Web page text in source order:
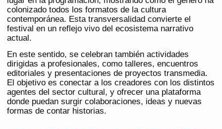
colonizado todos los formatos de la cultura
contemporánea. Esta transversalidad convierte el
festival en un reflejo vivo del ecosistema narrativo
actual.
En este sentido, se celebran también actividades
dirigidas a profesionales, como talleres, encuentros
editoriales y presentaciones de proyectos transmedia.
El objetivo es conectar a los creadores con los distintos
agentes del sector cultural, y ofrecer una plataforma
donde puedan surgir colaboraciones, ideas y nuevas
formas de contar historias.